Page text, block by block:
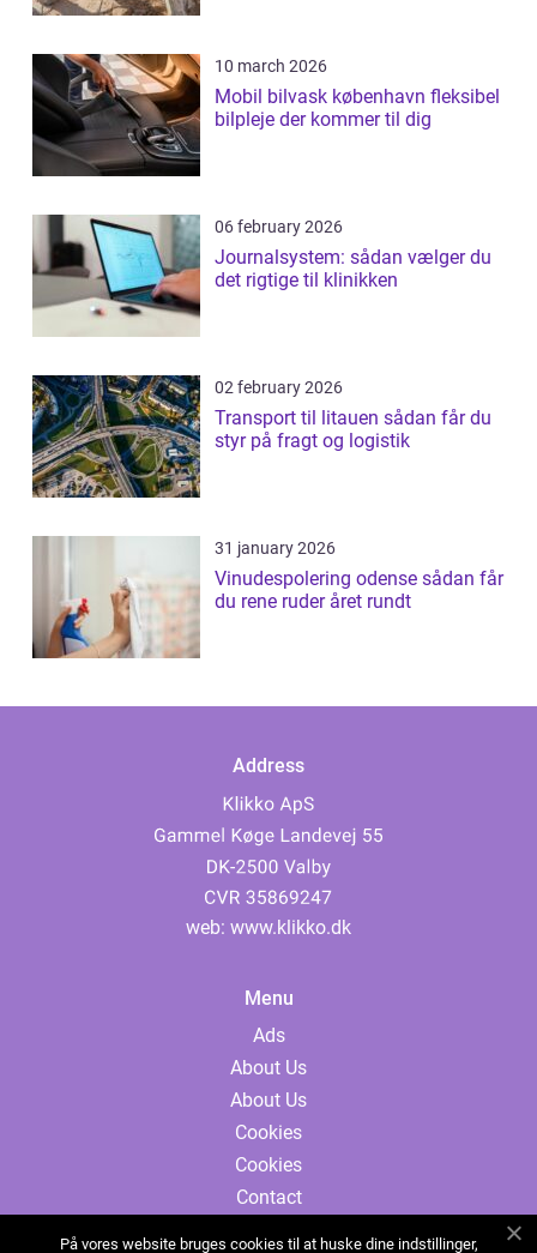
10 march 2026
Mobil bilvask københavn fleksibel
bilpleje der kommer til dig
06 february 2026
Journalsystem: sådan vælger du
det rigtige til klinikken
02 february 2026
Transport til litauen sådan får du
styr på fragt og logistik
31 january 2026
Vinudespolering odense sådan får
du rene ruder året rundt
Address
web: www.klikko.dk
Menu
Ads
About Us
About Us
Cookies
Cookies
Contact
På vores website bruges cookies til at huske dine indstillinger,